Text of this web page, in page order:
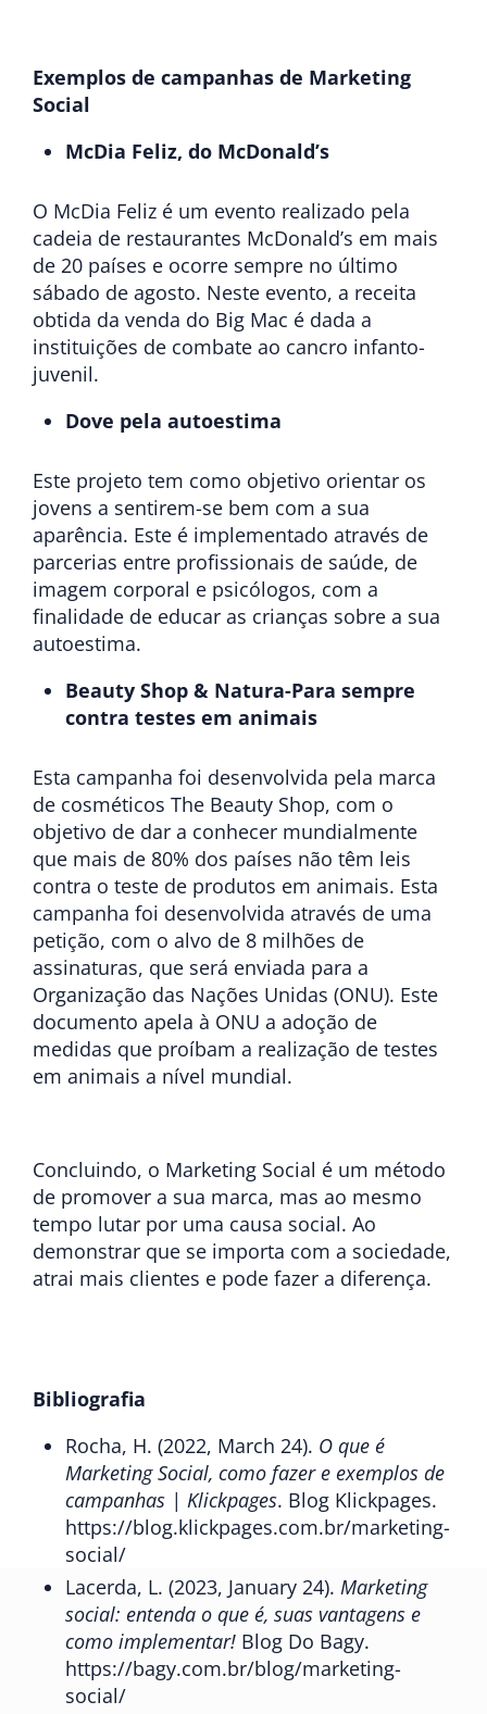
Exemplos de campanhas de Marketing
Social
McDia Feliz, do McDonald’s
O McDia Feliz é um evento realizado pela
cadeia de restaurantes McDonald’s em mais
de 20 países e ocorre sempre no último
sábado de agosto. Neste evento, a receita
obtida da venda do Big Mac é dada a
instituições de combate ao cancro infanto-
juvenil.
Dove pela autoestima
Este projeto tem como objetivo orientar os
jovens a sentirem-se bem com a sua
aparência. Este é implementado através de
parcerias entre profissionais de saúde, de
imagem corporal e psicólogos, com a
finalidade de educar as crianças sobre a sua
autoestima.
Beauty Shop & Natura-Para sempre
contra testes em animais
Esta campanha foi desenvolvida pela marca
de cosméticos The Beauty Shop, com o
objetivo de dar a conhecer mundialmente
que mais de 80% dos países não têm leis
contra o teste de produtos em animais. Esta
campanha foi desenvolvida através de uma
petição, com o alvo de 8 milhões de
assinaturas, que será enviada para a
Organização das Nações Unidas (ONU). Este
documento apela à ONU a adoção de
medidas que proíbam a realização de testes
em animais a nível mundial.
Concluindo, o Marketing Social é um método
de promover a sua marca, mas ao mesmo
tempo lutar por uma causa social. Ao
demonstrar que se importa com a sociedade,
atrai mais clientes e pode fazer a diferença.
Bibliografia
Rocha, H. (2022, March 24). O que é
Marketing Social, como fazer e exemplos de
campanhas | Klickpages. Blog Klickpages.
https://blog.klickpages.com.br/marketing-
social/
Lacerda, L. (2023, January 24). Marketing
social: entenda o que é, suas vantagens e
como implementar! Blog Do Bagy.
https://bagy.com.br/blog/marketing-
social/